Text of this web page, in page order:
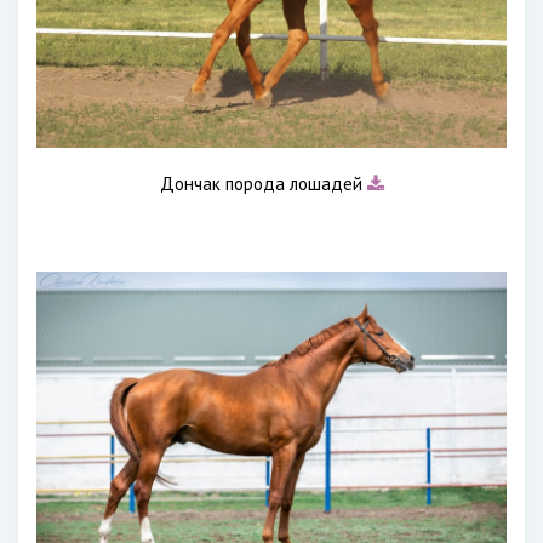
Дончак порода лошадей